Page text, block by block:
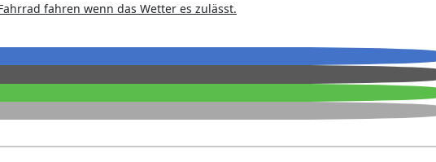
fahren wenn das Wetter es zulässt.